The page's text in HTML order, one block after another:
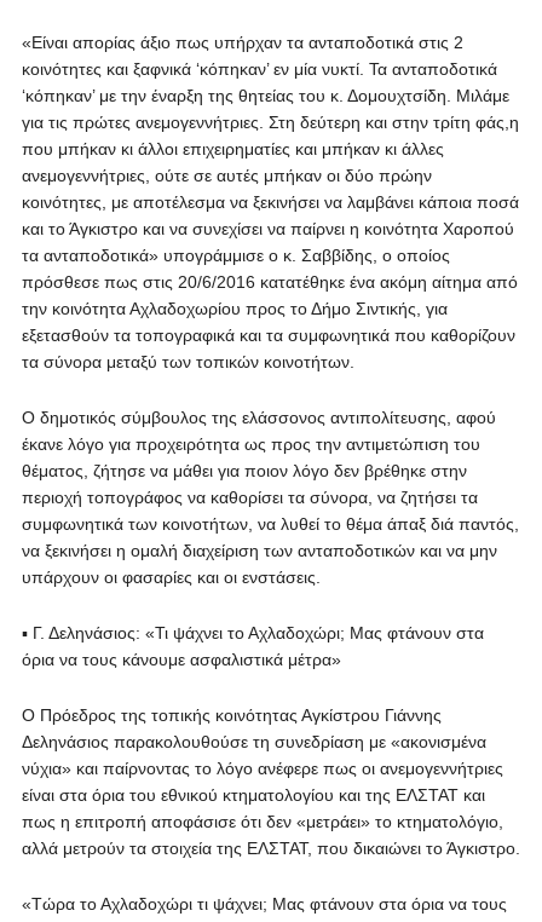
«Είναι απορίας άξιο πως υπήρχαν τα ανταποδοτικά στις 2
κοινότητες και ξαφνικά ‘κόπηκαν’ εν μία νυκτί. Τα ανταποδοτικά
‘κόπηκαν’ με την έναρξη της θητείας του κ. Δομουχτσίδη. Μιλάμε
για τις πρώτες ανεμογεννήτριες. Στη δεύτερη και στην τρίτη φάς,η
που μπήκαν κι άλλοι επιχειρηματίες και μπήκαν κι άλλες
ανεμογεννήτριες, ούτε σε αυτές μπήκαν οι δύο πρώην
κοινότητες, με αποτέλεσμα να ξεκινήσει να λαμβάνει κάποια ποσά
και το Άγκιστρο και να συνεχίσει να παίρνει η κοινότητα Χαροπού
τα ανταποδοτικά» υπογράμμισε ο κ. Σαββίδης, ο οποίος
πρόσθεσε πως στις 20/6/2016 κατατέθηκε ένα ακόμη αίτημα από
την κοινότητα Αχλαδοχωρίου προς το Δήμο Σιντικής, για
εξετασθούν τα τοπογραφικά και τα συμφωνητικά που καθορίζουν
τα σύνορα μεταξύ των τοπικών κοινοτήτων.
Ο δημοτικός σύμβουλος της ελάσσονος αντιπολίτευσης, αφού
έκανε λόγο για προχειρότητα ως προς την αντιμετώπιση του
θέματος, ζήτησε να μάθει για ποιον λόγο δεν βρέθηκε στην
περιοχή τοπογράφος να καθορίσει τα σύνορα, να ζητήσει τα
συμφωνητικά των κοινοτήτων, να λυθεί το θέμα άπαξ διά παντός,
να ξεκινήσει η ομαλή διαχείριση των ανταποδοτικών και να μην
υπάρχουν οι φασαρίες και οι ενστάσεις.
▪ Γ. Δεληνάσιος: «Τι ψάχνει το Αχλαδοχώρι; Μας φτάνουν στα
όρια να τους κάνουμε ασφαλιστικά μέτρα»
Ο Πρόεδρος της τοπικής κοινότητας Αγκίστρου Γιάννης
Δεληνάσιος παρακολουθούσε τη συνεδρίαση με «ακονισμένα
νύχια» και παίρνοντας το λόγο ανέφερε πως οι ανεμογεννήτριες
είναι στα όρια του εθνικού κτηματολογίου και της ΕΛΣΤΑΤ και
πως η επιτροπή αποφάσισε ότι δεν «μετράει» το κτηματολόγιο,
αλλά μετρούν τα στοιχεία της ΕΛΣΤΑΤ, που δικαιώνει το Άγκιστρο.
«Τώρα το Αχλαδοχώρι τι ψάχνει; Μας φτάνουν στα όρια να τους